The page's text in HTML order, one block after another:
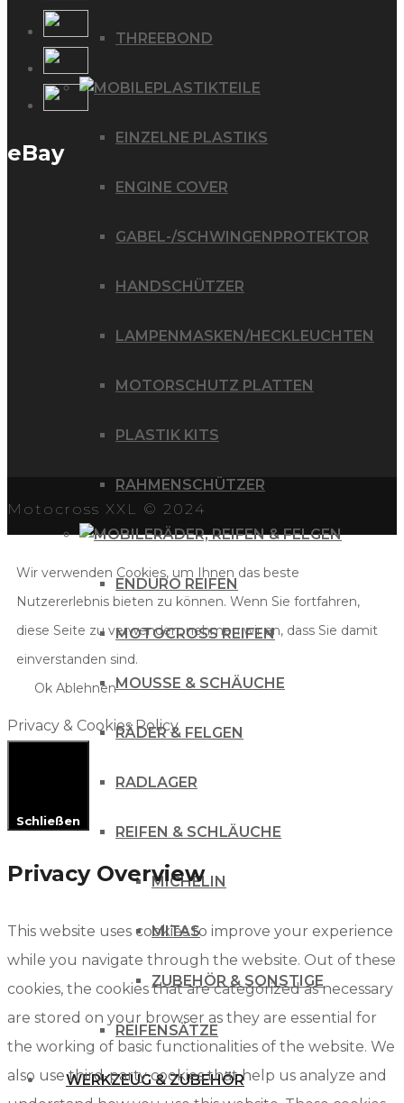
THREEBOND
PLASTIKTEILE
EINZELNE PLASTIKS
ENGINE COVER
GABEL-/SCHWINGENPROTEKTOR
HANDSCHÜTZER
LAMPENMASKEN/HECKLEUCHTEN
MOTORSCHUTZ PLATTEN
PLASTIK KITS
RAHMENSCHÜTZER
RÄDER, REIFEN & FELGEN
ENDURO REIFEN
MOTOCROSS REIFEN
MOUSSE & SCHÄUCHE
RÄDER & FELGEN
RADLAGER
REIFEN & SCHLÄUCHE
MICHELIN
MITAS
ZUBEHÖR & SONSTIGE
REIFENSÄTZE
WERKZEUG & ZUBEHÖR
eBay
Motocross XXL © 2024
Wir verwenden Cookies, um Ihnen das beste
Nutzererlebnis bieten zu können. Wenn Sie fortfahren,
diese Seite zu verwenden, nehmen wir an, dass Sie damit
einverstanden sind.
Ok Ablehnen
Privacy & Cookies Policy
Schließen
Privacy Overview
This website uses cookies to improve your experience
while you navigate through the website. Out of these
cookies, the cookies that are categorized as necessary
are stored on your browser as they are essential for
the working of basic functionalities of the website. We
also use third-party cookies that help us analyze and